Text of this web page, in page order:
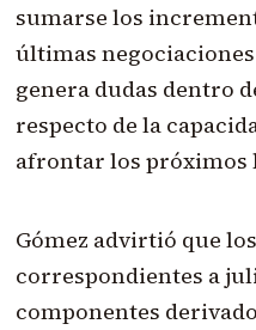
sumarse los
últimas
genera dudas dentro
respecto de la
afrontar los próximos
Gómez advirtió que
correspondientes a
componentes